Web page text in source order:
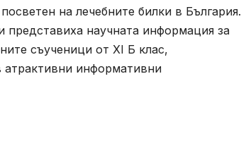
на лечебните билки в България.
научната информация за
съученици от XI Б клас,
атрактивни информативни